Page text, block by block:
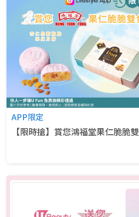
APP限定
【限時搶】賞您鴻福堂果仁脆脆